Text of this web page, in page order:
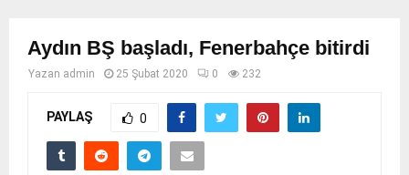
Aydın BŞ başladı, Fenerbahçe bitirdi
Yazan admin 25 Şubat 2020 0 232
PAYLAŞ 0